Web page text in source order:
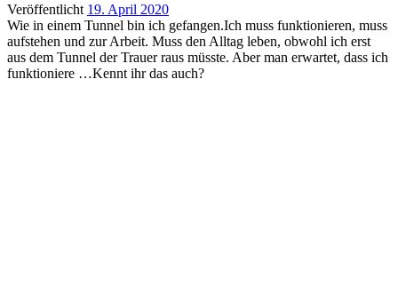
Veröffentlicht 19. April 2020
Wie in einem Tunnel bin ich gefangen.Ich muss funktionieren, muss
aufstehen und zur Arbeit. Muss den Alltag leben, obwohl ich erst
aus dem Tunnel der Trauer raus müsste. Aber man erwartet, dass ich
funktioniere …Kennt ihr das auch?